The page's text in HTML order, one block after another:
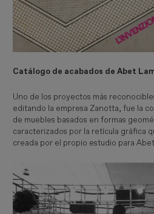
Catálogo de acabados de Abet
Uno de los proyectos más
editando la empresa Zanotta, fue la
de muebles basados en formas
caracterizados por la retícula gráfica
creada por el propio estudio para